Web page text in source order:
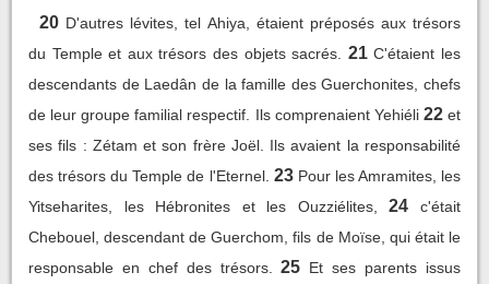
20 D'autres lévites, tel Ahiya, étaient préposés aux trésors
du Temple et aux trésors des objets sacrés.
21 C'étaient les
descendants de Laedân de la famille des Guerchonites, chefs
de leur groupe familial respectif. Ils comprenaient Yehiéli 22 et
ses fils : Zétam et son frère Joël. Ils avaient la responsabilité
des trésors du Temple de l'Eternel. 23 Pour les Amramites, les
Yitseharites, les Hébronites et les Ouzziélites,
24
c'était
Chebouel, descendant de Guerchom, fils de Moïse, qui était le
responsable en chef des trésors.
25 Et ses parents issus